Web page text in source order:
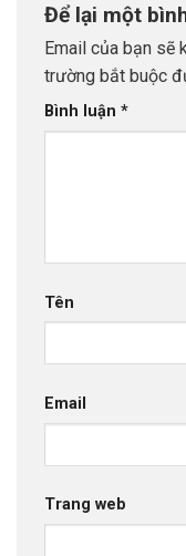
Để lại một
Email của bạn sẽ
trường bắt buộc
Bình luận *
Tên
Email
Trang web